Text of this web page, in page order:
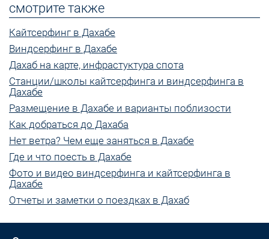
смотрите также
Кайтсерфинг в Дахабе
Виндсерфинг в Дахабе
Дахаб на карте, инфрастуктура спота
Станции/школы кайтсерфинга и виндсерфинга в
Дахабе
Размещение в Дахабе и варианты поблизости
Как добраться до Дахаба
Нет ветра? Чем еще заняться в Дахабе
Где и что поесть в Дахабе
Фото и видео виндсерфинга и кайтсерфинга в
Дахабе
Отчеты и заметки о поездках в Дахаб